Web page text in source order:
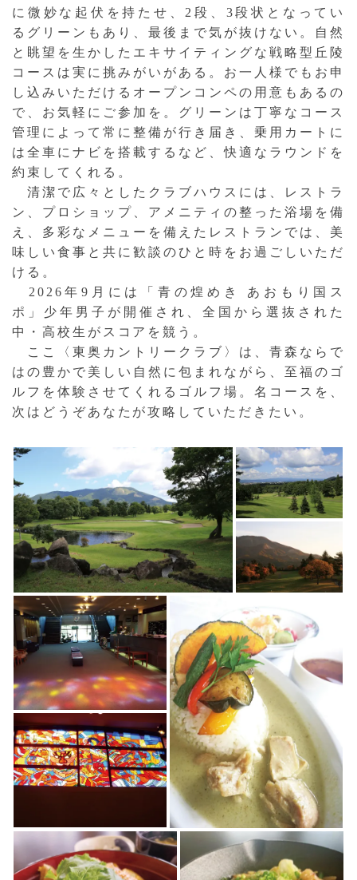
に微妙な起伏を持たせ、2段、3段状となってい
るグリーンもあり、最後まで気が抜けない。自然
と眺望を生かしたエキサイティングな戦略型丘陵
コースは実に挑みがいがある。お一人様でもお申
し込みいただけるオープンコンペの用意もあるの
で、お気軽にご参加を。グリーンは丁寧なコース
管理によって常に整備が行き届き、乗用カートに
は全車にナビを搭載するなど、快適なラウンドを
約束してくれる。
清潔で広々としたクラブハウスには、レストラ
ン、プロショップ、アメニティの整った浴場を備
え、多彩なメニューを備えたレストランでは、美
味しい食事と共に歓談のひと時をお過ごしいただ
ける。
2026年9月には「青の煌めき あおもり国ス
ポ」少年男子が開催され、全国から選抜された
中・高校生がスコアを競う。
ここ〈東奥カントリークラブ〉は、青森ならで
はの豊かで美しい自然に包まれながら、至福のゴ
ルフを体験させてくれるゴルフ場。名コースを、
次はどうぞあなたが攻略していただきたい。